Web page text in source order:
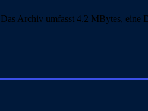
Archiv umfasst 4.2 MBytes,